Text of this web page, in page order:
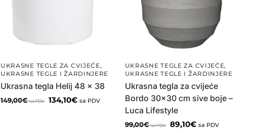
UKRASNE TEGLE ZA CVIJEĆE,
UKRASNE TEGLE I ŽARDINJERE
Ukrasna tegla Helij 48 x 38
149,00€ sa PDV 134,10€ sa PDV
UKRASNE TEGLE ZA CVIJEĆE,
UKRASNE TEGLE I ŽARDINJERE
Ukrasna tegla za cvijeće
Bordo 30×30 cm sive boje –
Luca Lifestyle
99,00€ sa PDV 89,10€ sa PDV